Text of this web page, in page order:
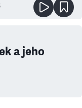
a jeho